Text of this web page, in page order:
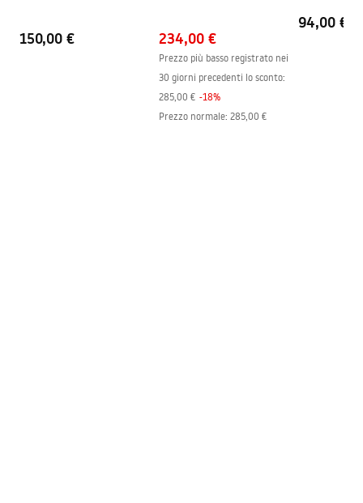
Rivestimento Easy Clean
Sì, su un lato del vetro
Nero
2 cm
SÌ
150,00 € 234,00 €
Prezzo più basso registrato nei
30 giorni precedenti lo sconto:
285,00 € -18%
Prezzo normale: 285,00 €
94,00 €